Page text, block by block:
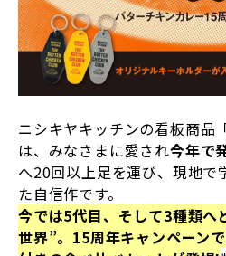
ニシキヤキッチンの看板商品
は、みなさまに愛され今年で
へ20回以上足を運び、現地で
た自信作です。
今では5代目、そして3種類へ
世界”。15周年キャンペーン